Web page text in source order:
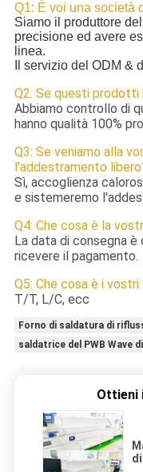
Q1: È voi una società
Siamo il produttore
precisione ed avere
linea.
Il servizio del ODM &
Q2: Se questi prodotti
Abbiamo controllo di
hanno qualità 100%
Q3: Se veniamo alla
l'addestramento
Sì, accoglienza
e sistemeremo
Q4: Che cosa è la
La data di consegna
ricevere il pagamento.
Q5: Che cosa è i
T/T, L/C, ecc
Forno di saldatura di
saldatrice del PWB Wave
Ottieni